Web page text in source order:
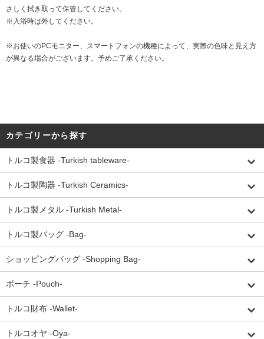
さしく拭き取って保管してください。
※入浴時は外してください。
※お使いのPCモニター、スマートフォンの機種によって、実際の色味と見え方
が異なる場合がございます。予めご了承ください。
カテゴリーから探す
トルコ製食器 -Turkish tableware-
トルコ製陶器 -Turkish Ceramics-
トルコ製メタル -Turkish Metal-
トルコ製バッグ -Bag-
ショッピングバッグ -Shopping Bag-
ポーチ -Pouch-
トルコ財布 -Wallet-
トルコオヤ -Oya-